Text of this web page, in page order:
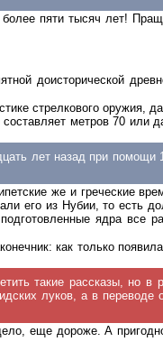
пяти тысяч лет!
доисторической
стрелкового оружия,
метров 70
лет назад при помощи
же и греческие
его из Нубии, то есть
ядра все
как только
такие рассказы, но в
луков, а в переводе
еще дороже. А